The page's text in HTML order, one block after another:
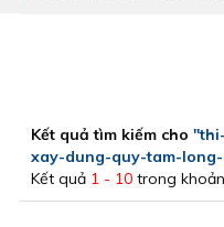
Kết quả tìm kiếm cho
xay-dung-quy-tam-long-
Kết quả 1 - 10 trong